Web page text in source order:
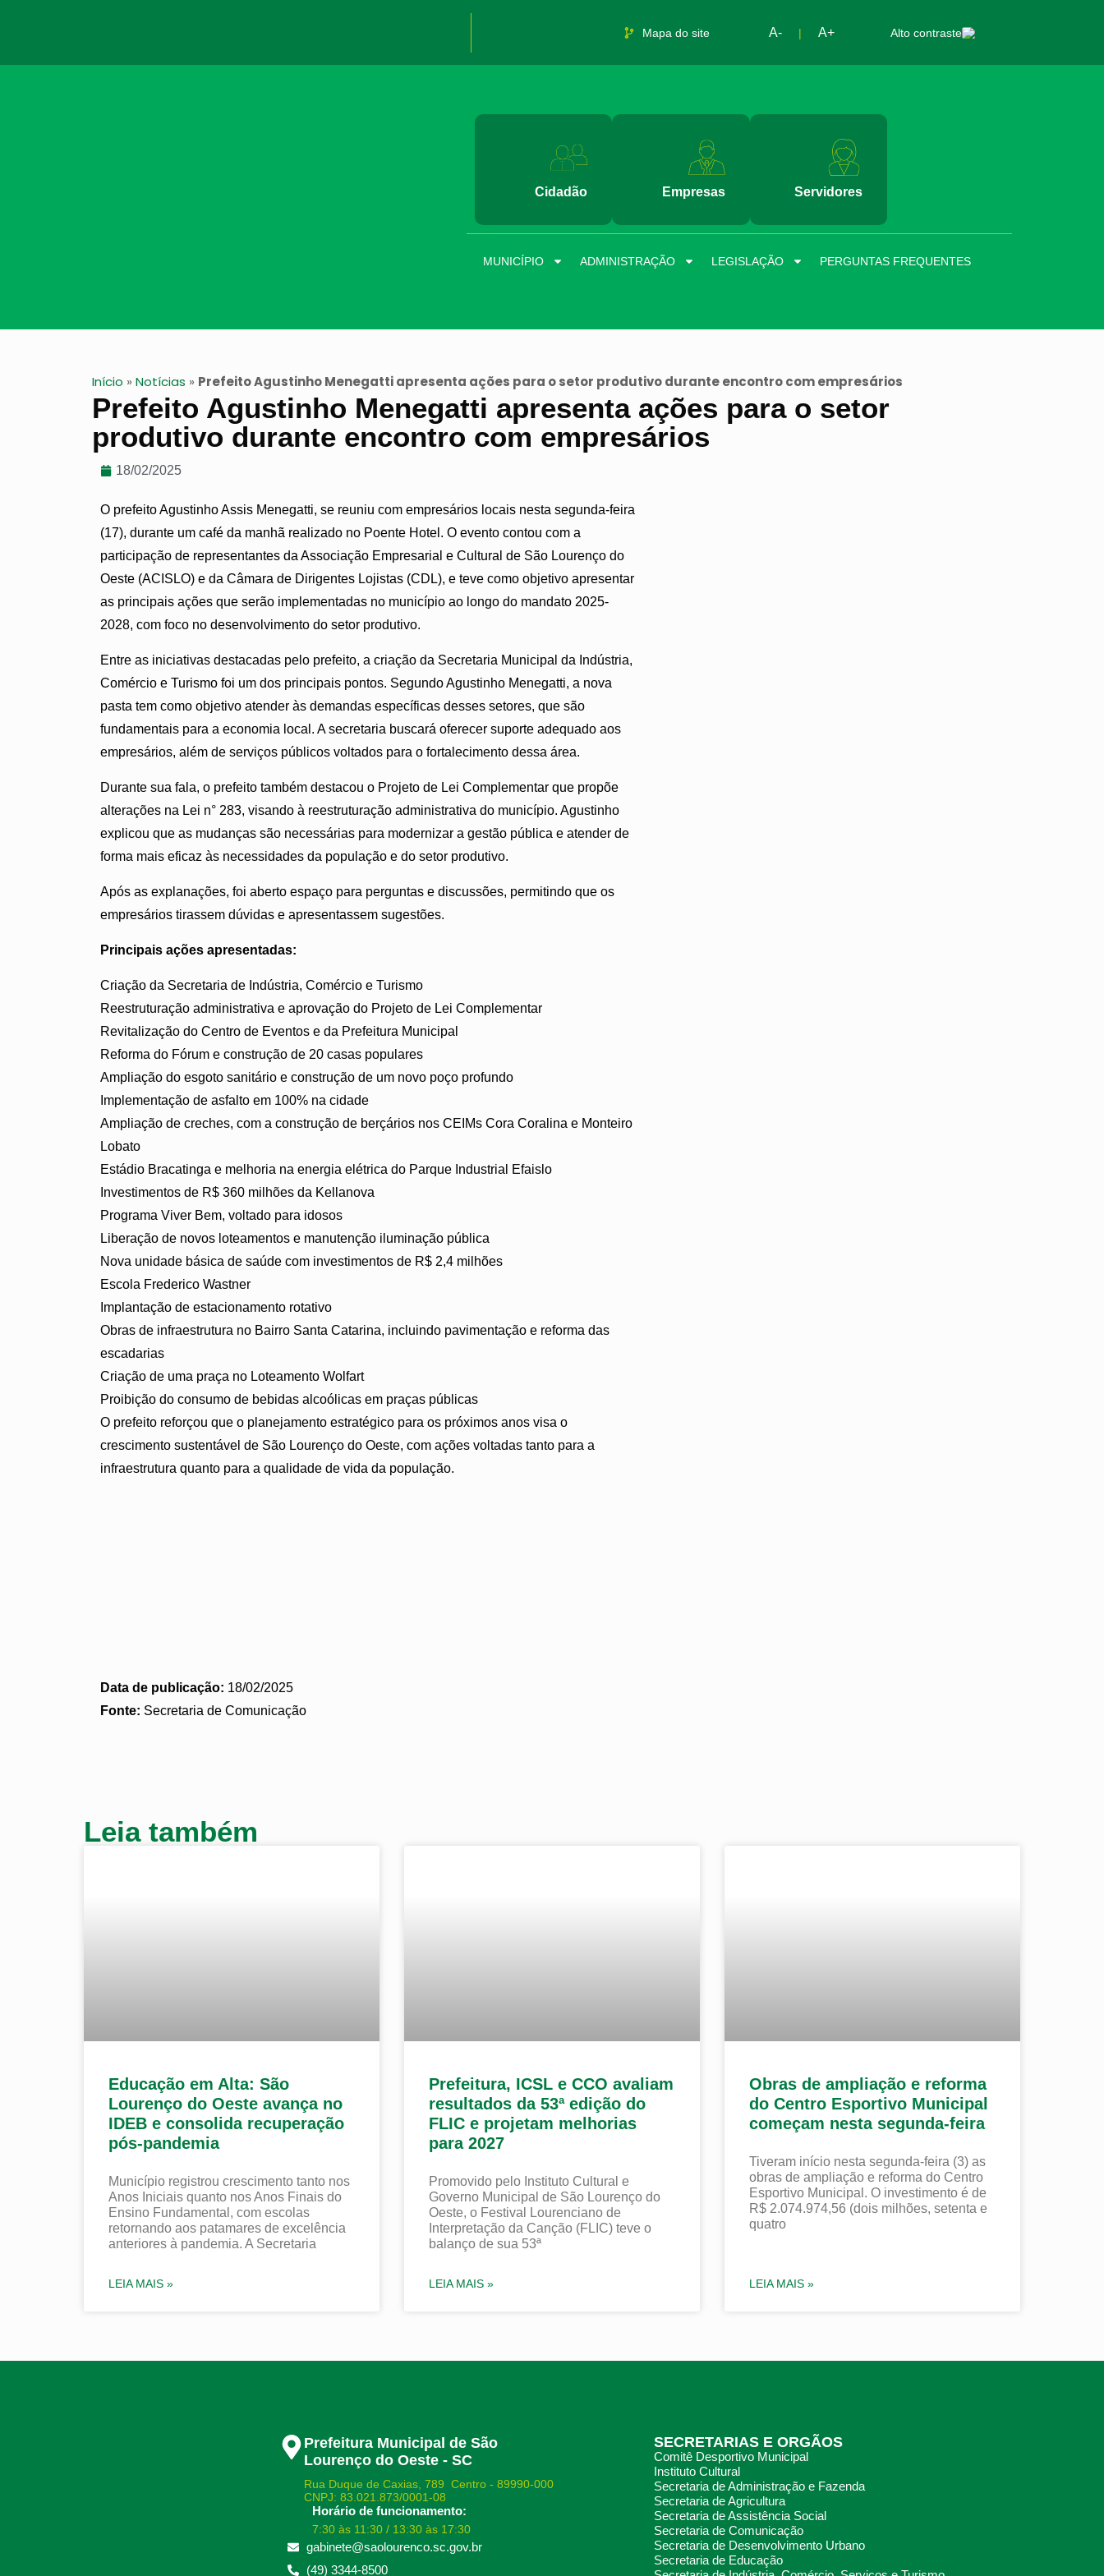
Mapa do site A- | A+ Alto contraste
Cidadão Empresas Servidores
MUNICÍPIO ADMINISTRAÇÃO LEGISLAÇÃO PERGUNTAS FREQUENTES
Início » Notícias » Prefeito Agustinho Menegatti apresenta ações para o setor produtivo durante encontro com empresários
Prefeito Agustinho Menegatti apresenta ações para o setor
produtivo durante encontro com empresários
18/02/2025
O prefeito Agustinho Assis Menegatti, se reuniu com empresários locais nesta segunda-feira
(17), durante um café da manhã realizado no Poente Hotel. O evento contou com a
participação de representantes da Associação Empresarial e Cultural de São Lourenço do
Oeste (ACISLO) e da Câmara de Dirigentes Lojistas (CDL), e teve como objetivo apresentar
as principais ações que serão implementadas no município ao longo do mandato 2025-
2028, com foco no desenvolvimento do setor produtivo.
Entre as iniciativas destacadas pelo prefeito, a criação da Secretaria Municipal da Indústria,
Comércio e Turismo foi um dos principais pontos. Segundo Agustinho Menegatti, a nova
pasta tem como objetivo atender às demandas específicas desses setores, que são
fundamentais para a economia local. A secretaria buscará oferecer suporte adequado aos
empresários, além de serviços públicos voltados para o fortalecimento dessa área.
Durante sua fala, o prefeito também destacou o Projeto de Lei Complementar que propõe
alterações na Lei n° 283, visando à reestruturação administrativa do município. Agustinho
explicou que as mudanças são necessárias para modernizar a gestão pública e atender de
forma mais eficaz às necessidades da população e do setor produtivo.
Após as explanações, foi aberto espaço para perguntas e discussões, permitindo que os
empresários tirassem dúvidas e apresentassem sugestões.
Principais ações apresentadas:
Criação da Secretaria de Indústria, Comércio e Turismo
Reestruturação administrativa e aprovação do Projeto de Lei Complementar
Revitalização do Centro de Eventos e da Prefeitura Municipal
Reforma do Fórum e construção de 20 casas populares
Ampliação do esgoto sanitário e construção de um novo poço profundo
Implementação de asfalto em 100% na cidade
Ampliação de creches, com a construção de berçários nos CEIMs Cora Coralina e Monteiro
Lobato
Estádio Bracatinga e melhoria na energia elétrica do Parque Industrial Efaislo
Investimentos de R$ 360 milhões da Kellanova
Programa Viver Bem, voltado para idosos
Liberação de novos loteamentos e manutenção iluminação pública
Nova unidade básica de saúde com investimentos de R$ 2,4 milhões
Escola Frederico Wastner
Implantação de estacionamento rotativo
Obras de infraestrutura no Bairro Santa Catarina, incluindo pavimentação e reforma das
escadarias
Criação de uma praça no Loteamento Wolfart
Proibição do consumo de bebidas alcoólicas em praças públicas
O prefeito reforçou que o planejamento estratégico para os próximos anos visa o
crescimento sustentável de São Lourenço do Oeste, com ações voltadas tanto para a
infraestrutura quanto para a qualidade de vida da população.
Data de publicação: 18/02/2025
Fonte: Secretaria de Comunicação
Leia também
Educação em Alta: São
Lourenço do Oeste avança no
IDEB e consolida recuperação
pós-pandemia
Município registrou crescimento tanto nos
Anos Iniciais quanto nos Anos Finais do
Ensino Fundamental, com escolas
retornando aos patamares de excelência
anteriores à pandemia. A Secretaria
LEIA MAIS »
Prefeitura, ICSL e CCO avaliam
resultados da 53ª edição do
FLIC e projetam melhorias
para 2027
Promovido pelo Instituto Cultural e
Governo Municipal de São Lourenço do
Oeste, o Festival Lourenciano de
Interpretação da Canção (FLIC) teve o
balanço de sua 53ª
LEIA MAIS »
Obras de ampliação e reforma
do Centro Esportivo Municipal
começam nesta segunda-feira
Tiveram início nesta segunda-feira (3) as
obras de ampliação e reforma do Centro
Esportivo Municipal. O investimento é de
R$ 2.074.974,56 (dois milhões, setenta e
quatro
LEIA MAIS »
Prefeitura Municipal de São
Lourenço do Oeste - SC
Rua Duque de Caxias, 789 Centro - 89990-000
CNPJ: 83.021.873/0001-08
Horário de funcionamento:
7:30 às 11:30 / 13:30 às 17:30
gabinete@saolourenco.sc.gov.br
(49) 3344-8500
SECRETARIAS E ORGÃOS
Comitê Desportivo Municipal
Instituto Cultural
Secretaria de Administração e Fazenda
Secretaria de Agricultura
Secretaria de Assistência Social
Secretaria de Comunicação
Secretaria de Desenvolvimento Urbano
Secretaria de Educação